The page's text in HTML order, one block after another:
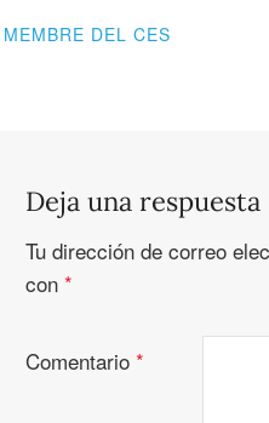
MEMBRE DEL CES
Deja una respuesta
Tu dirección de correo
con *
Comentario *